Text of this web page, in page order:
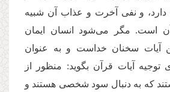
و نفی آخرت و عذاب آن شبیه
است. مگر می‌شود انسان ایمان
آیات سخنان خداست و به عنوان
توجیه آیات قرآن بگوید: منظور از
که به دنبال سود شخصی هستند و